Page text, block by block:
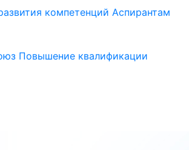
компетенций Аспирантам
Повышение квалификации